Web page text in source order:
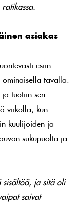
asiakas
esiin
tavalla.
tuotiin sen
viikolla, kun
kuulijoiden ja
sukupuolta ja
sisältöä, ja sitä oli
saivat